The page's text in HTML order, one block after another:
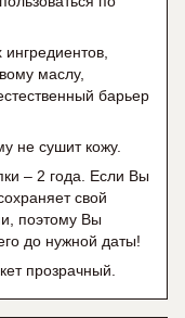
маслу,
барьер
не сушит кожу.
– 2 года. Если Вы
свой
поэтому Вы
до нужной даты!
прозрачный.